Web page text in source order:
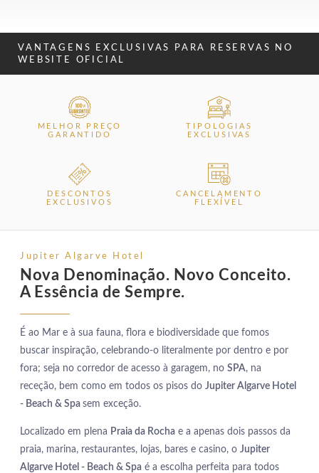
VANTAGENS EXCLUSIVAS PARA RESERVAS NO
WEBSITE OFICIAL
MELHOR PREÇO
GARANTIDO
TIPOLOGIAS
EXCLUSIVAS
DESCONTOS
EXCLUSIVOS
CANCELAMENTO
FLEXÍVEL
Jupiter Algarve Hotel
Nova Denominação. Novo Conceito.
A Essência de Sempre.
É ao Mar e à sua fauna, flora e biodiversidade que fomos
buscar inspiração, celebrando-o literalmente por dentro e por
fora; seja no corredor de acesso à garagem, no SPA, na
receção, bem como em todos os pisos do Jupiter Algarve Hotel
- Beach & Spa sem exceção.
Localizado em plena Praia da Rocha e a apenas dois passos da
praia, marina, restaurantes, lojas, bares e casino, o Jupiter
Algarve Hotel - Beach & Spa é a escolha perfeita para todos